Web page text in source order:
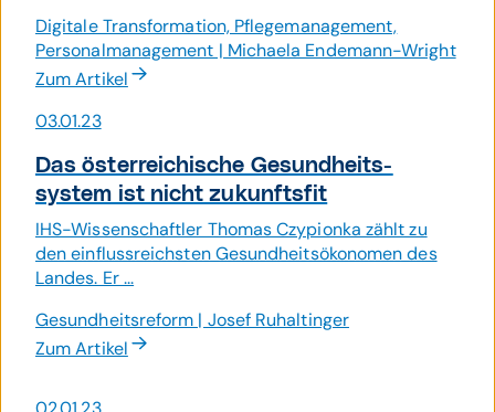
Digitale Transformation, Pflegemanagement,
Personalmanagement | Michaela Endemann-Wright
Zum Artikel
03.01.23
Das öster­reichische Gesund­heits­
system ist nicht zukunfts­fit
IHS-Wissenschaftler Thomas Czypionka zählt zu
den einflussreichsten Gesundheitsökonomen des
Landes. Er ...
Gesundheitsreform | Josef Ruhaltinger
Zum Artikel